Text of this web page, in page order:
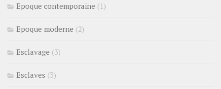
Epoque contemporaine (1)
Epoque moderne (2)
Esclavage (3)
Esclaves (3)